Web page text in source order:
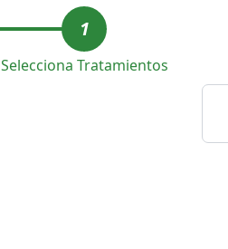
1
Selecciona Tratamientos